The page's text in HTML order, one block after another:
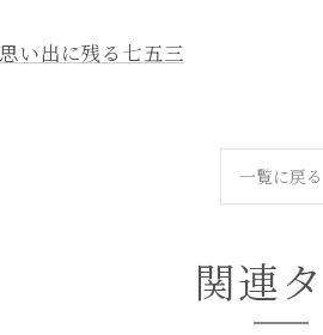
い出に残る七五三
一覧に戻る
関連